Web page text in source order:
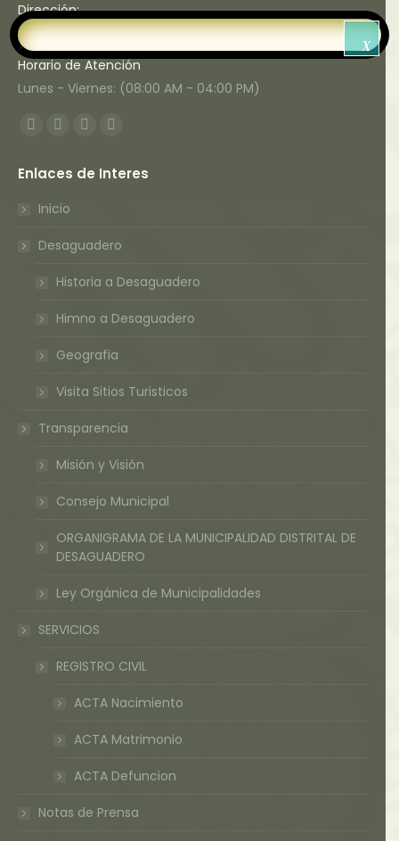
Dirección:
Jr. Tahuantinsuyo Nro. 110 (Frente a la Plaza 02 de Mayo)
Horario de Atención
Lunes - Viernes: (08:00 AM - 04:00 PM)
Encuéntranos en:
Facebook
opens
in
window
Twitter
opens
in
window
YouTube
opens
window
Instagram
opens
window
Enlaces de Interes
Inicio
Desaguadero
Historia a Desaguadero
Himno a Desaguadero
Geografia
Visita Sitios Turisticos
Transparencia
Misión y Visión
Consejo Municipal
ORGANIGRAMA DE LA MUNICIPALIDAD DISTRITAL DE
DESAGUADERO
Ley Orgánica de Municipalidades
SERVICIOS
REGISTRO CIVIL
ACTA Nacimiento
ACTA Matrimonio
ACTA Defuncion
Notas de Prensa
X